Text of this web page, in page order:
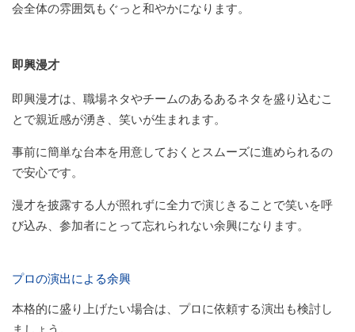
会全体の雰囲気もぐっと和やかになります。
即興漫才
即興漫才は、職場ネタやチームのあるあるネタを盛り込むこ
とで親近感が湧き、笑いが生まれます。
事前に簡単な台本を用意しておくとスムーズに進められるの
で安心です。
漫才を披露する人が照れずに全力で演じきることで笑いを呼
び込み、参加者にとって忘れられない余興になります。
プロの演出による余興
本格的に盛り上げたい場合は、プロに依頼する演出も検討し